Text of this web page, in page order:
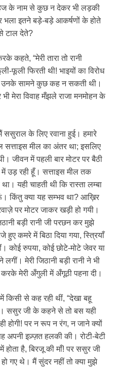
के नाम से कुछ न देकर भी लड़की
भला इतने बड़े-बड़े आकर्षणों के होते
टाल देते?
कहते, “मेरी तारा तो रानी
फूली फिरती थी! भाइयों का विरोध
उनके सामने कुछ कह न सकती थी।
मेरा विवाह मँझले राजा मनमोहन के
के लिए रवाना हुई। हमारे
मील का अंतर था; इसलिए
जीवन में पहली बार मोटर पर बैठी
उड़ रही हूँ। सत्ताइस मील तक
यही चाहती थी कि रास्ता लम्बा
किंतु क्या यह सम्भव था? आख़िर
पर मोटर जाकर खड़ी हो गयी।
बड़ी रानी जी परछन कर मुझे
कमरे में बिठा दिया गया, स्त्रियाँ
कोई रुपया, कोई छोटे-मोटे जेवर या
मेरी जिठानी बड़ी रानी ने भी
मेरी अँगुली में अँगूठी पहना दी।
किसी से कह रही थीं, “देखा बहू
ससुर जी के कहने से तो बस यही
होगी! पर न रूप न रंग, न जाने क्यों
इज़्ज़त हलकी की। रोटी-बेटी
में होता है, बिरजू की माँ! पर ससुर जी
गए थे। मैं सुंदर नहीं तो क्या मुझे